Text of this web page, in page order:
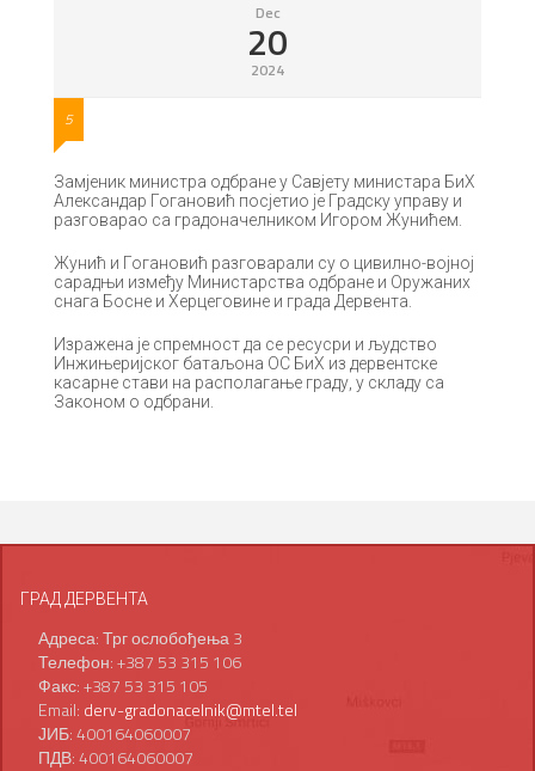
Dec
20
2024
5
Замјеник министра одбране у Савјету министара БиХ
Александар Гогановић посјетио је Градску управу и
разговарао са градоначелником Игором Жунићем.
Жунић и Гогановић разговарали су о цивилно-војној
сарадњи између Министарства одбране и Оружаних
снага Босне и Херцеговине и града Дервента.
Изражена је спремност да се ресусри и људство
Инжињериjског батаљона ОС БиХ из дервентске
касарне стави на располагање граду, у складу са
Законом о одбрани.
ГРАД ДЕРВЕНТА
Адреса: Трг ослобођења 3
Телефон: +387 53 315 106
Факс: +387 53 315 105
Email: derv-gradonacelnik@mtel.tel
ЈИБ: 400164060007
ПДВ: 400164060007